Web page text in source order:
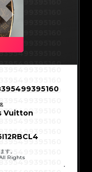
Vuitton
す。
Rights